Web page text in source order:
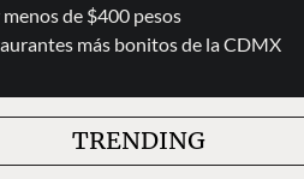
de $400 pesos
más bonitos de la CDMX
TRENDING